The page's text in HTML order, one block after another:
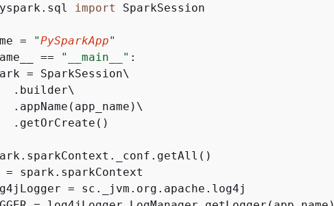
import SparkSession
= "PySparkApp"
== "__main__" :
= SparkSession\
.builder\
.appName(app_name)\
.getOrCreate()
= spark.sparkContext
= sc._jvm.org.apache.log4j